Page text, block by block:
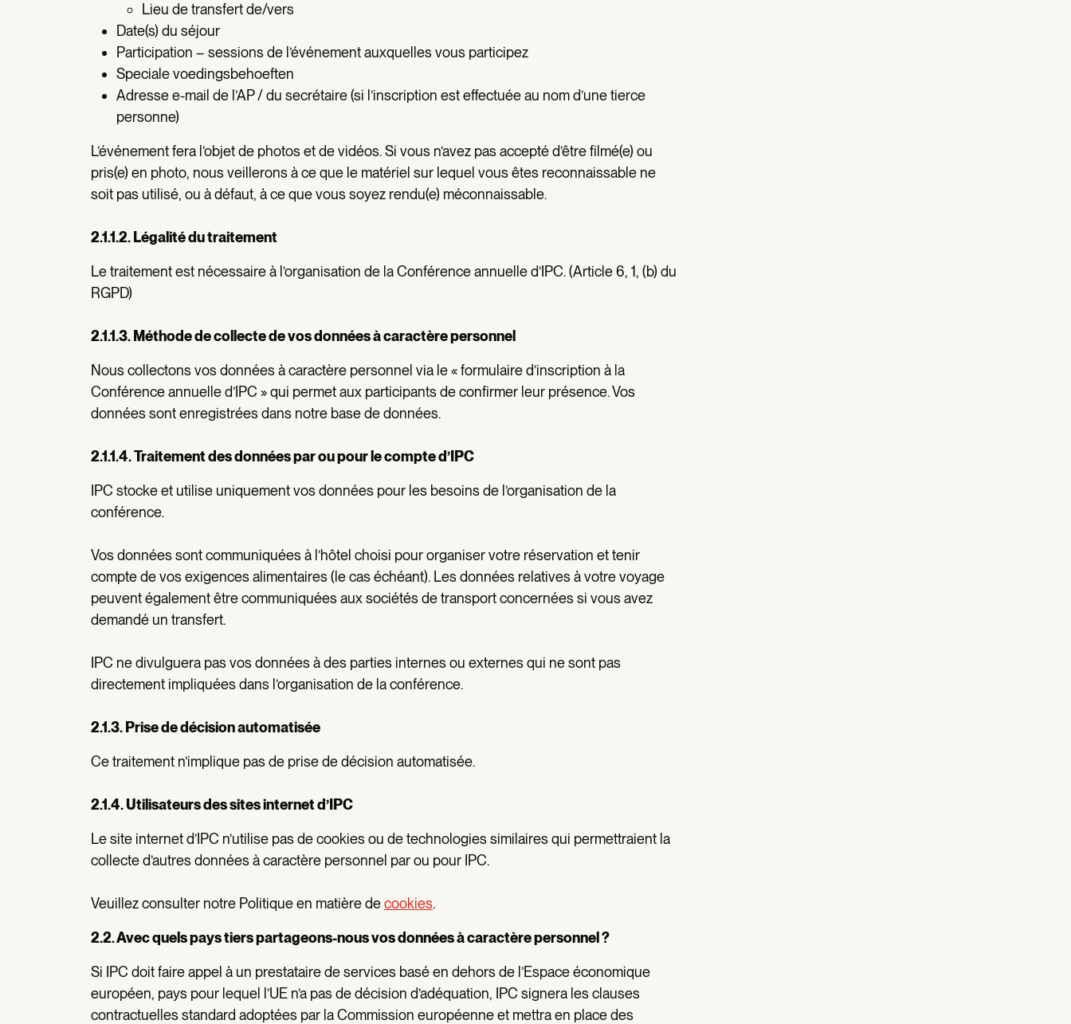
Lieu de transfert de/vers
Date(s) du séjour
Participation – sessions de l’événement auxquelles vous participez
Speciale voedingsbehoeften
Adresse e-mail de l’AP / du secrétaire (si l’inscription est effectuée au nom d’une tierce
personne)
L’événement fera l’objet de photos et de vidéos. Si vous n’avez pas accepté d’être filmé(e) ou
pris(e) en photo, nous veillerons à ce que le matériel sur lequel vous êtes reconnaissable ne
soit pas utilisé, ou à défaut, à ce que vous soyez rendu(e) méconnaissable.
2.1.1.2. Légalité du traitement
Le traitement est nécessaire à l’organisation de la Conférence annuelle d’IPC. (Article 6, 1, (b) du
RGPD)
2.1.1.3. Méthode de collecte de vos données à caractère personnel
Nous collectons vos données à caractère personnel via le « formulaire d’inscription à la
Conférence annuelle d’IPC » qui permet aux participants de confirmer leur présence. Vos
données sont enregistrées dans notre base de données.
2.1.1.4. Traitement des données par ou pour le compte d’IPC
IPC stocke et utilise uniquement vos données pour les besoins de l’organisation de la
conférence.
Vos données sont communiquées à l’hôtel choisi pour organiser votre réservation et tenir
compte de vos exigences alimentaires (le cas échéant). Les données relatives à votre voyage
peuvent également être communiquées aux sociétés de transport concernées si vous avez
demandé un transfert.
IPC ne divulguera pas vos données à des parties internes ou externes qui ne sont pas
directement impliquées dans l’organisation de la conférence.
2.1.3. Prise de décision automatisée
Ce traitement n’implique pas de prise de décision automatisée.
2.1.4. Utilisateurs des sites internet d’IPC
Le site internet d’IPC n’utilise pas de cookies ou de technologies similaires qui permettraient la
collecte d’autres données à caractère personnel par ou pour IPC.
Veuillez consulter notre Politique en matière decookies.
2.2. Avec quels pays tiers partageons-nous vos données à caractère personnel ?
Si IPC doit faire appel à un prestataire de services basé en dehors de l’Espace économique
européen, pays pour lequel l’UE n’a pas de décision d’adéquation, IPC signera les clauses
contractuelles standard adoptées par la Commission européenne et mettra en place des